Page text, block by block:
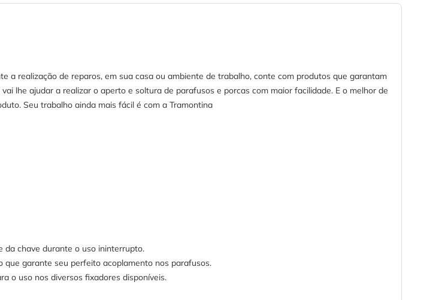
a realização de reparos, em sua casa ou ambiente de trabalho, conte com produtos que garantam
lhe ajudar a realizar o aperto e soltura de parafusos e porcas com maior facilidade. E o melhor de
Seu trabalho ainda mais fácil é com a Tramontina
da chave durante o uso ininterrupto.
garante seu perfeito acoplamento nos parafusos.
o uso nos diversos fixadores disponíveis.